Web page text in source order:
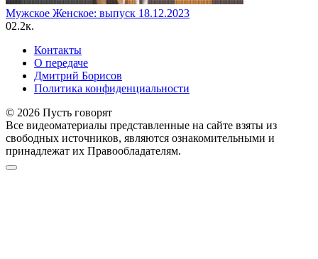
Мужское Женское: выпуск 18.12.2023
02.2к.
Контакты
О передаче
Дмитрий Борисов
Политика конфиденциальности
© 2026 Пусть говорят
Все видеоматериалы представленные на сайте взяты из
свободных источников, являются ознакомительными и
принадлежат их Правообладателям.